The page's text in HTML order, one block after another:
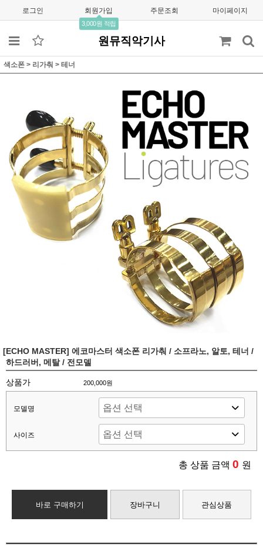
로그인 회원가입
3,000원 적립
주문조회 마이페이지
원뮤직악기사
색소폰 > 리가춰 > 테너
[ECHO MASTER] 에코마스터 색소폰 리가춰 / 소프라노, 알토, 테너 /
하드러버, 메탈 / 전모델
상품가 200,000원
모델명
사이즈
총 상품 금액 0 원
바로 구매하기 장바구니 관심상품